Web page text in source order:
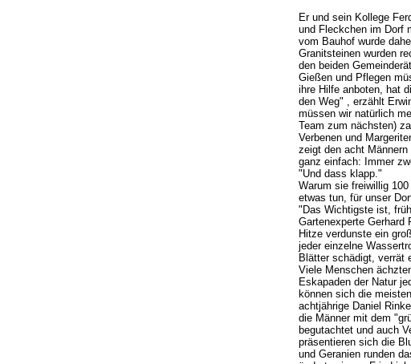
Er und sein Kollege
und Fleckchen im Dorf
vom Bauhof wurde
Granitsteinen wurden
den beiden
Gießen und Pflegen
ihre Hilfe anboten, hat
den Weg" , erzählt
müssen wir natürlich
Team zum nächsten)
Verbenen und
zeigt den acht
ganz einfach: Immer
"Und dass klapp."
Warum sie freiwillig
etwas tun, für unser
"Das Wichtigste ist,
Gartenexperte Gerhard
Hitze verdunste ein
jeder einzelne
Blätter schädigt, verrät
Viele Menschen
Eskapaden der Natur
können sich die
achtjährige Daniel
die Männer mit dem
begutachtet und auch
präsentieren sich die
und Geranien runden